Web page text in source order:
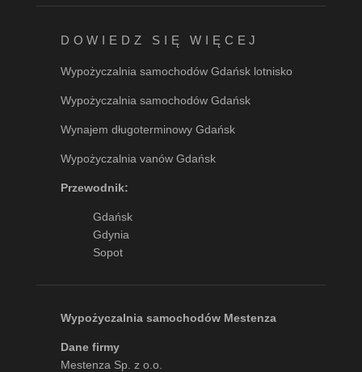
DOWIEDZ SIĘ WIĘCEJ
Wypożyczalnia samochodów Gdańsk lotnisko
Wypożyczalnia samochodów Gdańsk
Wynajem długoterminowy Gdańsk
Wypożyczalnia vanów Gdańsk
Przewodnik:
Gdańsk
Gdynia
Sopot
Wypożyczalnia samochodów Mestenza
Dane firmy
Mestenza Sp. z o.o.